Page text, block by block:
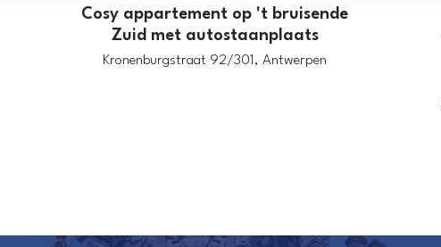
Cosy appartement op 't bruisende
Zuid met autostaanplaats
Kronenburgstraat 92/301,Antwerpen